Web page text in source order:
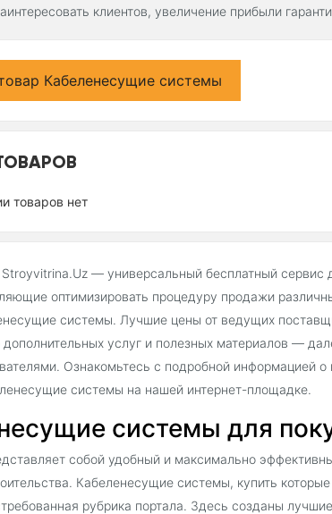
клиентов, увеличение прибыли
Кабеленесущие системы
товаров нет
— универсальный бесплатный сервис
оптимизировать процедуру продажи
системы. Лучшие цены от ведущих
услуг и полезных материалов —
Ознакомьтесь с подробной информацией
системы на нашей интернет-площадке.
системы для
собой удобный и максимально
Кабеленесущие системы, купить
рубрика портала. Здесь созданы